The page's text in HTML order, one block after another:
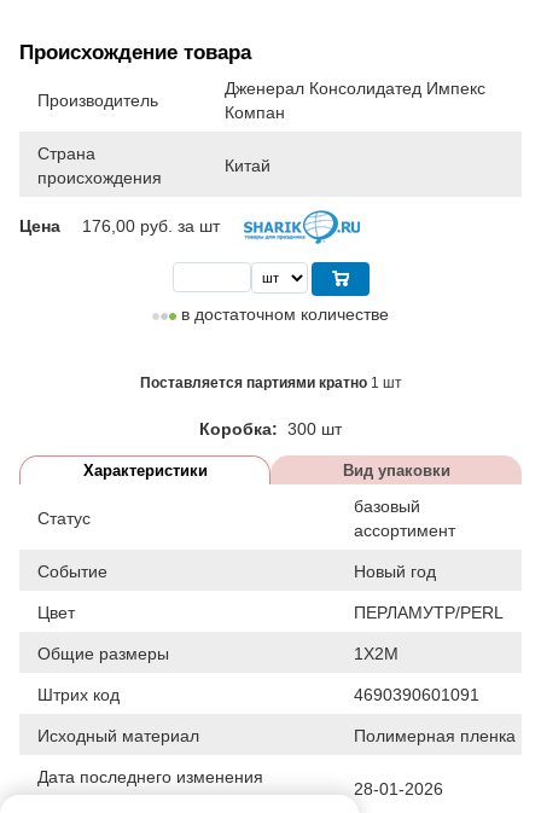
Происхождение товара
Производитель
Дженерал Консолидатед Импекс
Компан
Страна
происхождения
Китай
Цена 176,00 руб. за шт
в достаточном количестве
Поставляется партиями кратно 1 шт
Коробка: 300 шт
Характеристики Вид упаковки
Статус
базовый
ассортимент
Событие Новый год
Цвет ПЕРЛАМУТР/PERL
Общие размеры 1Х2М
Штрих код 4690390601091
Исходный материал Полимерная пленка
Дата последнего изменения
элемента
28-01-2026